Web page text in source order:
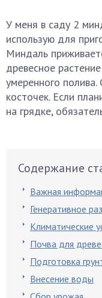
У меня в саду 2
использую для
Миндаль
древесное
умеренного
косточек. Если
на грядке,
Содержание
Важная
Генеративное
Климатические
Почва для
Подготовка
Внесение воды